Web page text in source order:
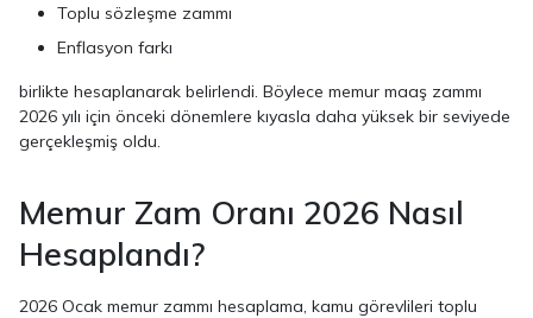
Toplu sözleşme zammı
Enflasyon farkı
birlikte hesaplanarak belirlendi. Böylece memur maaş zammı
2026 yılı için önceki dönemlere kıyasla daha yüksek bir seviyede
gerçekleşmiş oldu.
Memur Zam Oranı 2026 Nasıl
Hesaplandı?
2026 Ocak memur zammı hesaplama, kamu görevlileri toplu